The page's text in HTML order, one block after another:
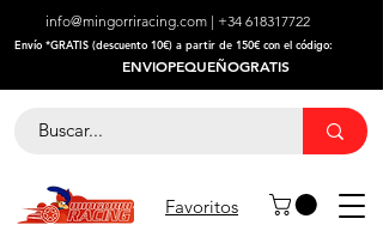
info@mingorriracing.com | +34 618317722
​Envío *GRATIS (descuento 10€) a partir de 150€ con el código:
ENVIOPEQUEÑOGRATIS
Favoritos